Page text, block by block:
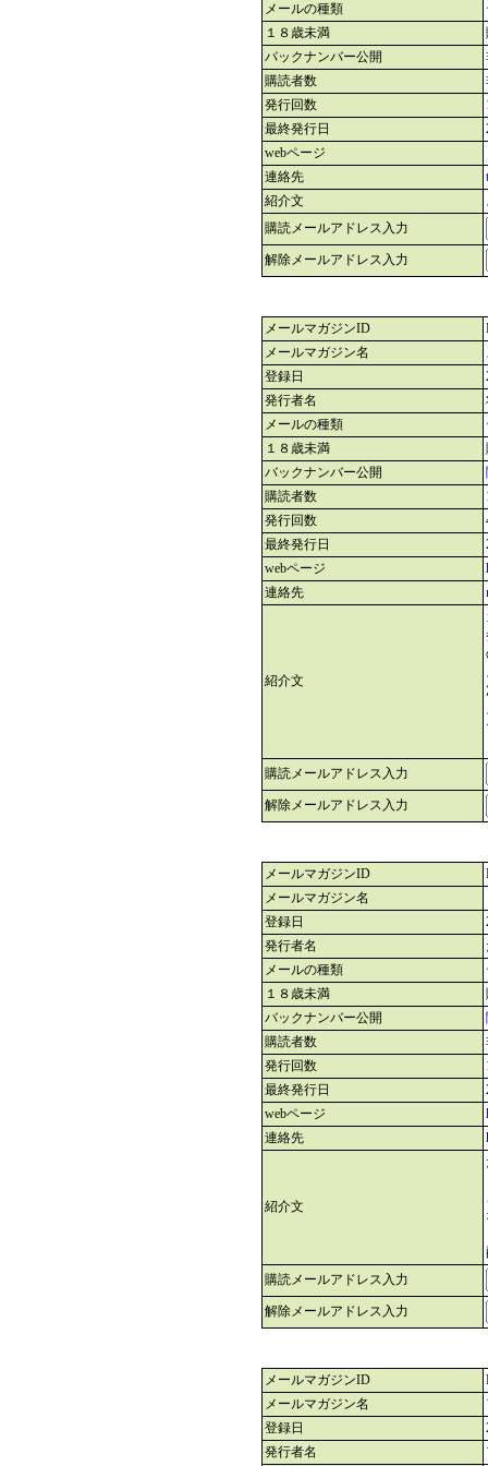
メールの種類
１８歳未満
バックナンバー公開
購読者数
発行回数
最終発行日
webページ
連絡先
紹介文
購読メールアドレス入力
解除メールアドレス入力
メールマガジンID
メールマガジン名
登録日
発行者名
メールの種類
１８歳未満
バックナンバー公開
購読者数
発行回数
最終発行日
webページ
連絡先
紹介文
購読メールアドレス入力
解除メールアドレス入力
メールマガジンID
メールマガジン名
登録日
発行者名
メールの種類
１８歳未満
バックナンバー公開
購読者数
発行回数
最終発行日
webページ
連絡先
紹介文
購読メールアドレス入力
解除メールアドレス入力
メールマガジンID
メールマガジン名
登録日
発行者名